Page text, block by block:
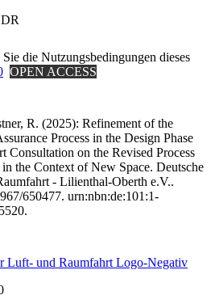
die Nutzungsbedingungen dieses
OPEN ACCESS
R. (2025): Refinement of the
Process in the Design Phase
Consultation on the Revised Process
the Context of New Space. Deutsche
- Lilienthal-Oberth e.V..
650477. urn:nbn:de:101:1-